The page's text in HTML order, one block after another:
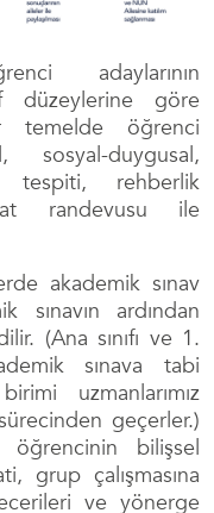
adaylarının
düzeylerine göre
temelde öğrenci
sosyal-duygusal,
tespiti, rehberlik
randevusu ile
akademik sınav
sınavın ardından
(Ana sınıfı ve 1.
sınava tabi
uzmanlarımız
geçerler.)
öğrencinin bilişsel
grup çalışmasına
ve yönerge